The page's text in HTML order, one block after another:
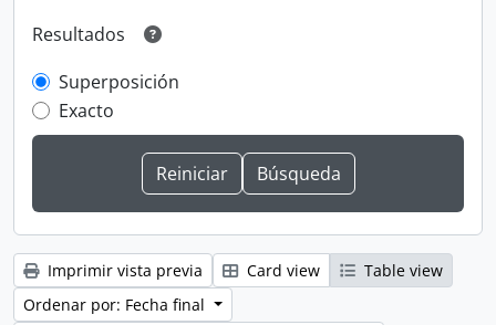
Resultados
Superposición
Exacto
Imprimir vista previa Card view
Table view
Ordenar por: Fecha final